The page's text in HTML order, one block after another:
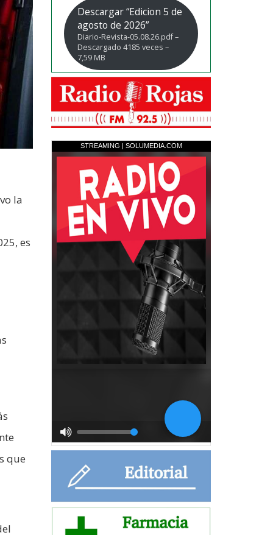
la
es
que
Descargar “Edicion 5 de
agosto de 2026”
Diario-Revista-05.08.26.pdf –
Descargado 4185 veces –
7,59 MB